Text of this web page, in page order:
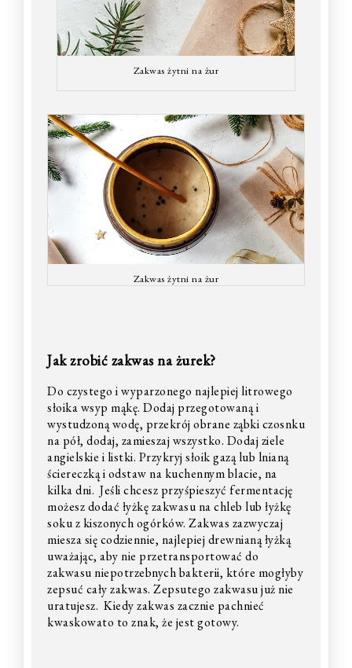
Zakwas żytni na żur
Zakwas żytni na żur
Jak zrobić zakwas na żurek?
Do czystego i wyparzonego najlepiej litrowego
słoika wsyp mąkę. Dodaj przegotowaną i
wystudzoną wodę, przekrój obrane ząbki czosnku
na pół, dodaj, zamieszaj wszystko. Dodaj ziele
angielskie i listki. Przykryj słoik gazą lub lnianą
ściereczką i odstaw na kuchennym blacie, na
kilka dni. Jeśli chcesz przyśpieszyć fermentację
możesz dodać łyżkę zakwasu na chleb lub łyżkę
soku z kiszonych ogórków. Zakwas zazwyczaj
miesza się codziennie, najlepiej drewnianą łyżką
uważając, aby nie przetransportować do
zakwasu niepotrzebnych bakterii, które mogłyby
zepsuć cały zakwas. Zepsutego zakwasu już nie
uratujesz. Kiedy zakwas zacznie pachnieć
kwaskowato to znak, że jest gotowy.